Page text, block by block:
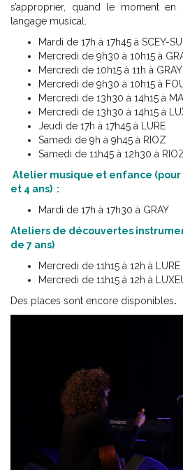
s’approprier, quand le moment
langage musical.
Mardi de 17h à 17h45 à SCEY-
Mercredi de 9h30 à 10h15 à
Mercredi de 10h15 à 11h à GRAY
Mercredi de 9h30 à 10h15 à
Mercredi de 13h30 à 14h15 à
Mercredi de 13h30 à 14h15 à
Jeudi de 17h à 17h45 à LURE
Samedi de 9h à 9h45 à RIOZ
Samedi de 11h45 à 12h30 à
Atelier musique et enfance
et 4 ans) :
Mardi de 17h à 17h30 à GRAY
Ateliers de découvertes
de 7 ans)
Mercredi de 11h15 à 12h à LURE
Mercredi de 11h15 à 12h à
Des places sont encore disponibles.